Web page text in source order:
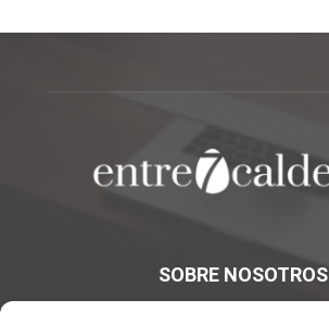
SOBRE NOSOTROS